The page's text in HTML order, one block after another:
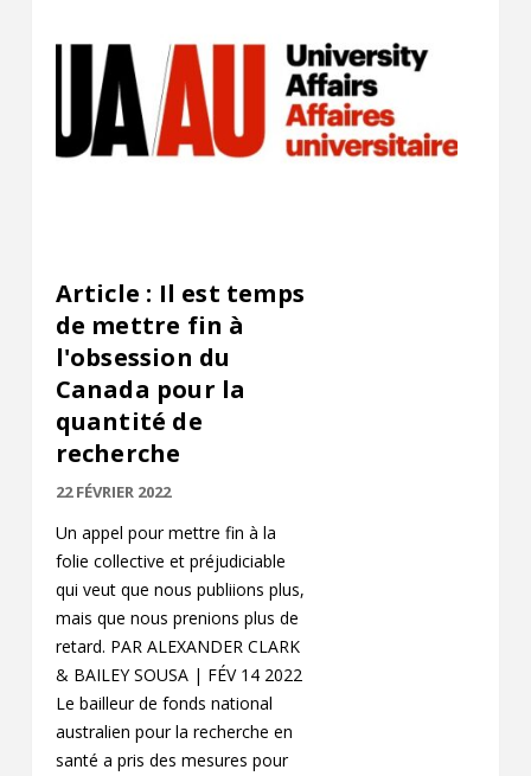
Article : Il est temps
de mettre fin à
l'obsession du
Canada pour la
quantité de
recherche
22 FÉVRIER 2022
Un appel pour mettre fin à la
folie collective et préjudiciable
qui veut que nous publiions plus,
mais que nous prenions plus de
retard. PAR ALEXANDER CLARK
& BAILEY SOUSA | FÉV 14 2022
Le bailleur de fonds national
australien pour la recherche en
santé a pris des mesures pour